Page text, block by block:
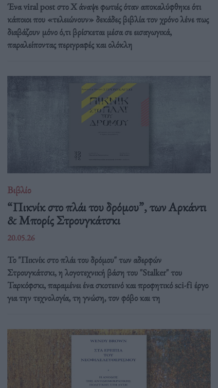
Ένα viral post στο X άναψε φωτιές όταν αποκαλύφθηκε ότι
κάποιοι που «τελειώνουν» δεκάδες βιβλία τον χρόνο λένε πως
διαβάζουν μόνο ό,τι βρίσκεται μέσα σε εισαγωγικά,
παραλείποντας περιγραφές και ολόκλη
Βιβλίο
“Πικνίκ στο πλάι του δρόμου”, των Αρκάντι
& Μπορίς Στρουγκάτσκι
20.05.26
Το "Πικνίκ στο πλάι του δρόμου" των αδερφών
Στρουγκάτσκι, η λογοτεχνική βάση του "Stalker" του
Ταρκόφσκι, παραμένει ένα σκοτεινό και προφητικό sci-fi έργο
για την τεχνολογία, τη γνώση, τον φόβο και τη